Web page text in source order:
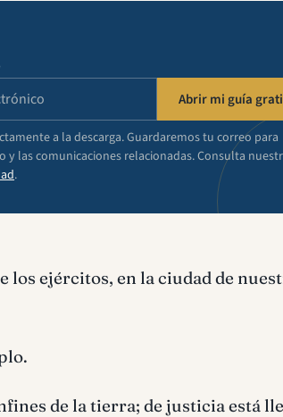
Abrir mi guía
a la descarga. Guardaremos tu correo para
y las comunicaciones relacionadas. Consulta
.
los ejércitos, en la ciudad de
de la tierra; de justicia está